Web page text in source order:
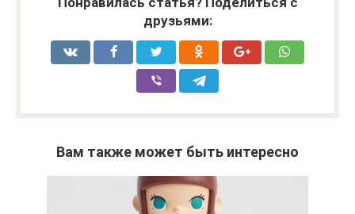
друзьями:
Вам также может быть интересно